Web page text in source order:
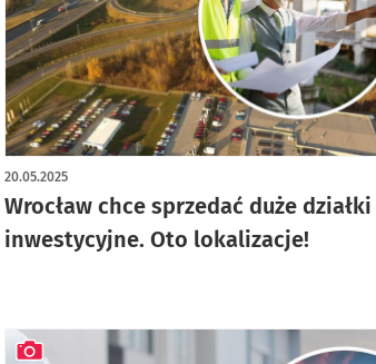
Wrocław chce sprzedać duże działki
inwestycyjne. Oto lokalizacje!
20.05.2025
artykuł z galerią zdjęć